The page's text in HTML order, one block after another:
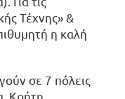
Τέχνης» &
η καλή
σε 7 πόλεις
Κρήτη,